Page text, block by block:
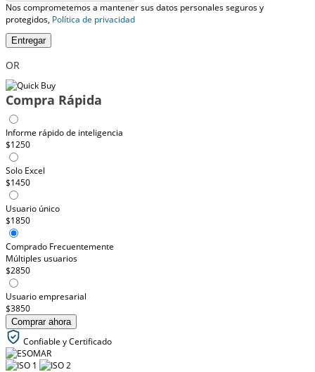
Nos comprometemos a mantener sus datos personales seguros y
protegidos, Política de privacidad
Entregar
OR
Compra Rápida
Informe rápido de inteligencia
$1250
Solo Excel
$1450
Usuario único
$1850
Comprado Frecuentemente
Múltiples usuarios
$2850
Usuario empresarial
$3850
Comprar ahora
Confiable y Certificado